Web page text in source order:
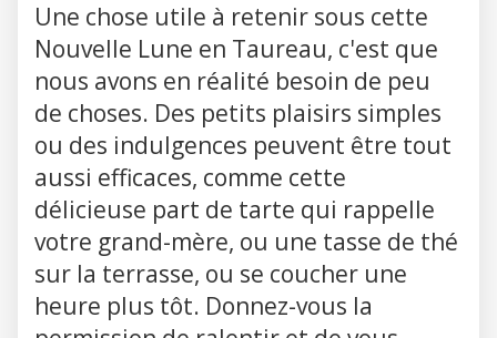
Une chose utile à retenir sous cette
Nouvelle Lune en Taureau, c'est que
nous avons en réalité besoin de peu
de choses. Des petits plaisirs simples
ou des indulgences peuvent être tout
aussi efficaces, comme cette
délicieuse part de tarte qui rappelle
votre grand-mère, ou une tasse de thé
sur la terrasse, ou se coucher une
heure plus tôt. Donnez-vous la